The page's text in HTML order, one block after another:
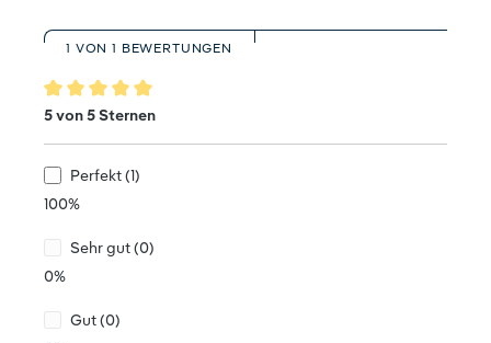
1 VON 1 BEWERTUNGEN
Durchschnittliche Bewertung von 5 von 5 Sternen
5 von 5 Sternen
Perfekt (1)
100%
Sehr gut (0)
0%
Gut (0)